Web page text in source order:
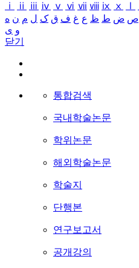
ⅰ
ⅱ ⅲ ⅳ ⅴ ⅵ ⅶ ⅷ ⅸ ⅹ
ص ض ط ظ ع غ ف ق ک ل م ن ه
و ی
닫기
통합검색
국내학술논문
학위논문
해외학술논문
학술지
단행본
연구보고서
공개강의